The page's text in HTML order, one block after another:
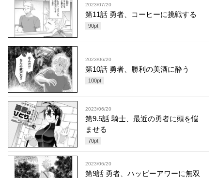
2023/07/20
第11話 勇者、コーヒーに挑戦する
90pt
2023/06/20
第10話 勇者、勝利の美酒に酔う
100pt
2023/06/20
第9.5話 騎士、最近の勇者に頭を悩
ませる
70pt
2023/06/20
第9話 勇者、ハッピーアワーに無双